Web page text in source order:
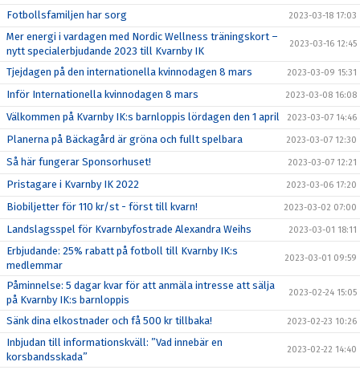
Fotbollsfamiljen har sorg 2023-03-18 17:03
Mer energi i vardagen med Nordic Wellness träningskort –
nytt specialerbjudande 2023 till Kvarnby IK
2023-03-16 12:45
Tjejdagen på den internationella kvinnodagen 8 mars 2023-03-09 15:31
Inför Internationella kvinnodagen 8 mars 2023-03-08 16:08
Välkommen på Kvarnby IK:s barnloppis lördagen den 1 april 2023-03-07 14:46
Planerna på Bäckagård är gröna och fullt spelbara 2023-03-07 12:30
Så här fungerar Sponsorhuset! 2023-03-07 12:21
Pristagare i Kvarnby IK 2022 2023-03-06 17:20
Biobiljetter för 110 kr/st - först till kvarn! 2023-03-02 07:00
Landslagsspel för Kvarnbyfostrade Alexandra Weihs 2023-03-01 18:11
Erbjudande: 25% rabatt på fotboll till Kvarnby IK:s
medlemmar
2023-03-01 09:59
Påminnelse: 5 dagar kvar för att anmäla intresse att sälja
på Kvarnby IK:s barnloppis
2023-02-24 15:05
Sänk dina elkostnader och få 500 kr tillbaka! 2023-02-23 10:26
Inbjudan till informationskväll: ”Vad innebär en
korsbandsskada”
2023-02-22 14:40